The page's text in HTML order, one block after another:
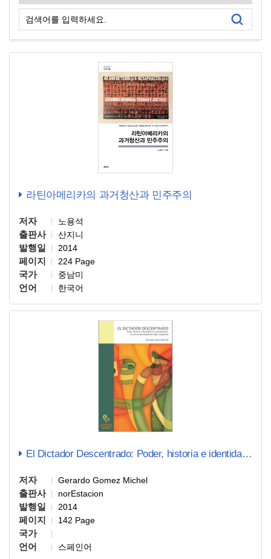
검색어를 입력하세요.
라틴아메리카의 과거청산과 민주주의
저자 노용석
출판사 산지니
발행일 2014
페이지 224 Page
국가 중남미
언어 한국어
El Dictador Descentrado: Poder, historia e identidad en Lati…
저자 Gerardo Gomez Michel
출판사 norEstacion
발행일 2014
페이지 142 Page
국가
언어
스페인어